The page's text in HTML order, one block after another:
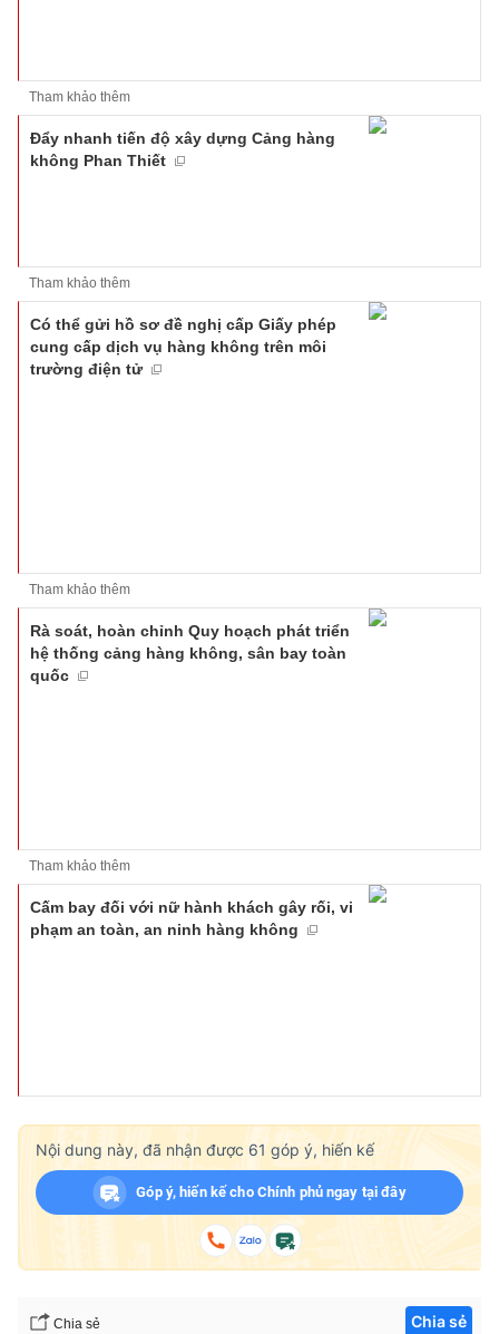
Tham khảo thêm
Đẩy nhanh tiến độ xây dựng Cảng hàng
không Phan Thiết
Tham khảo thêm
Có thể gửi hồ sơ đề nghị cấp Giấy phép
cung cấp dịch vụ hàng không trên môi
trường điện tử
Tham khảo thêm
Rà soát, hoàn chỉnh Quy hoạch phát triển
hệ thống cảng hàng không, sân bay toàn
quốc
Tham khảo thêm
Cấm bay đối với nữ hành khách gây rối, vi
phạm an toàn, an ninh hàng không
Nội dung này, đã nhận được 61 góp ý, hiến kế
Góp ý, hiến kế cho Chính phủ ngay tại đây
Chia sẻ Chia sẻ